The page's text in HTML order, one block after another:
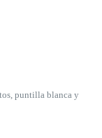
puntilla blanca y